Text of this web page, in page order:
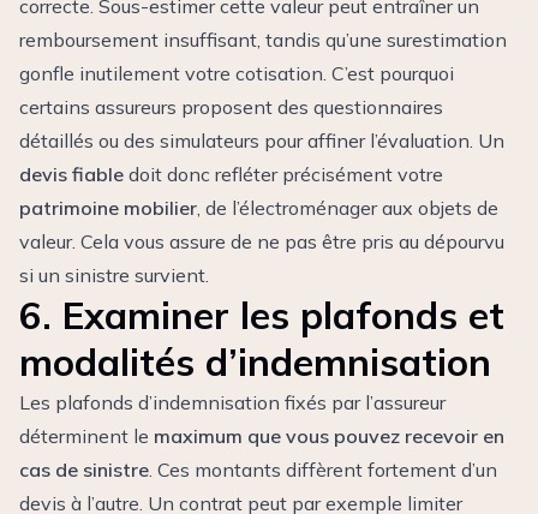
correcte. Sous-estimer cette valeur peut entraîner un
remboursement insuffisant, tandis qu’une surestimation
gonfle inutilement votre cotisation. C’est pourquoi
certains assureurs proposent des questionnaires
détaillés ou des simulateurs pour affiner l’évaluation. Un
devis fiable doit donc refléter précisément votre
patrimoine mobilier, de l’électroménager aux objets de
valeur. Cela vous assure de ne pas être pris au dépourvu
si un sinistre survient.
6. Examiner les plafonds et
modalités d’indemnisation
Les plafonds d’indemnisation fixés par l’assureur
déterminent le maximum que vous pouvez recevoir en
cas de sinistre. Ces montants diffèrent fortement d’un
devis à l’autre. Un contrat peut par exemple limiter